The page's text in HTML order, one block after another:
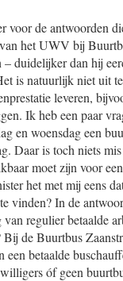
de antwoorden
het UWV bij
duidelijker dan hij
is natuurlijk niet uit
leveren,
Ik heb een paar
en woensdag een
Daar is toch niets
moet zijn voor
het met mij eens
vinden? In de
regulier betaalde
de Buurtbus
een betaalde
óf geen